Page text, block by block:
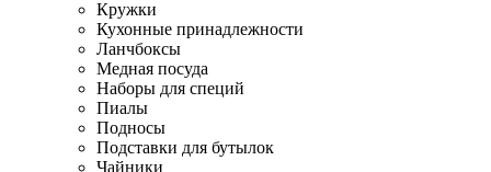
Кружки
Кухонные принадлежности
Ланчбоксы
Медная посуда
Наборы для специй
Пиалы
Подносы
Подставки для бутылок
Чайники